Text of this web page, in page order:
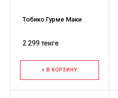
Тобико Гурме Маки
2 299 тенге
+ В КОРЗИНУ